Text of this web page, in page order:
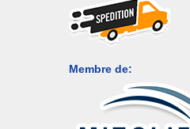
Membre de: